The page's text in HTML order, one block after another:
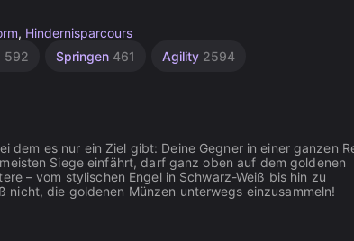
, Hindernisparcours
592 Springen 461 Agility 2594
es nur ein Ziel gibt: Deine Gegner in einer ganzen
Siege einfährt, darf ganz oben auf dem goldenen
– vom stylischen Engel in Schwarz-Weiß bis hin zu
die goldenen Münzen unterwegs einzusammeln!